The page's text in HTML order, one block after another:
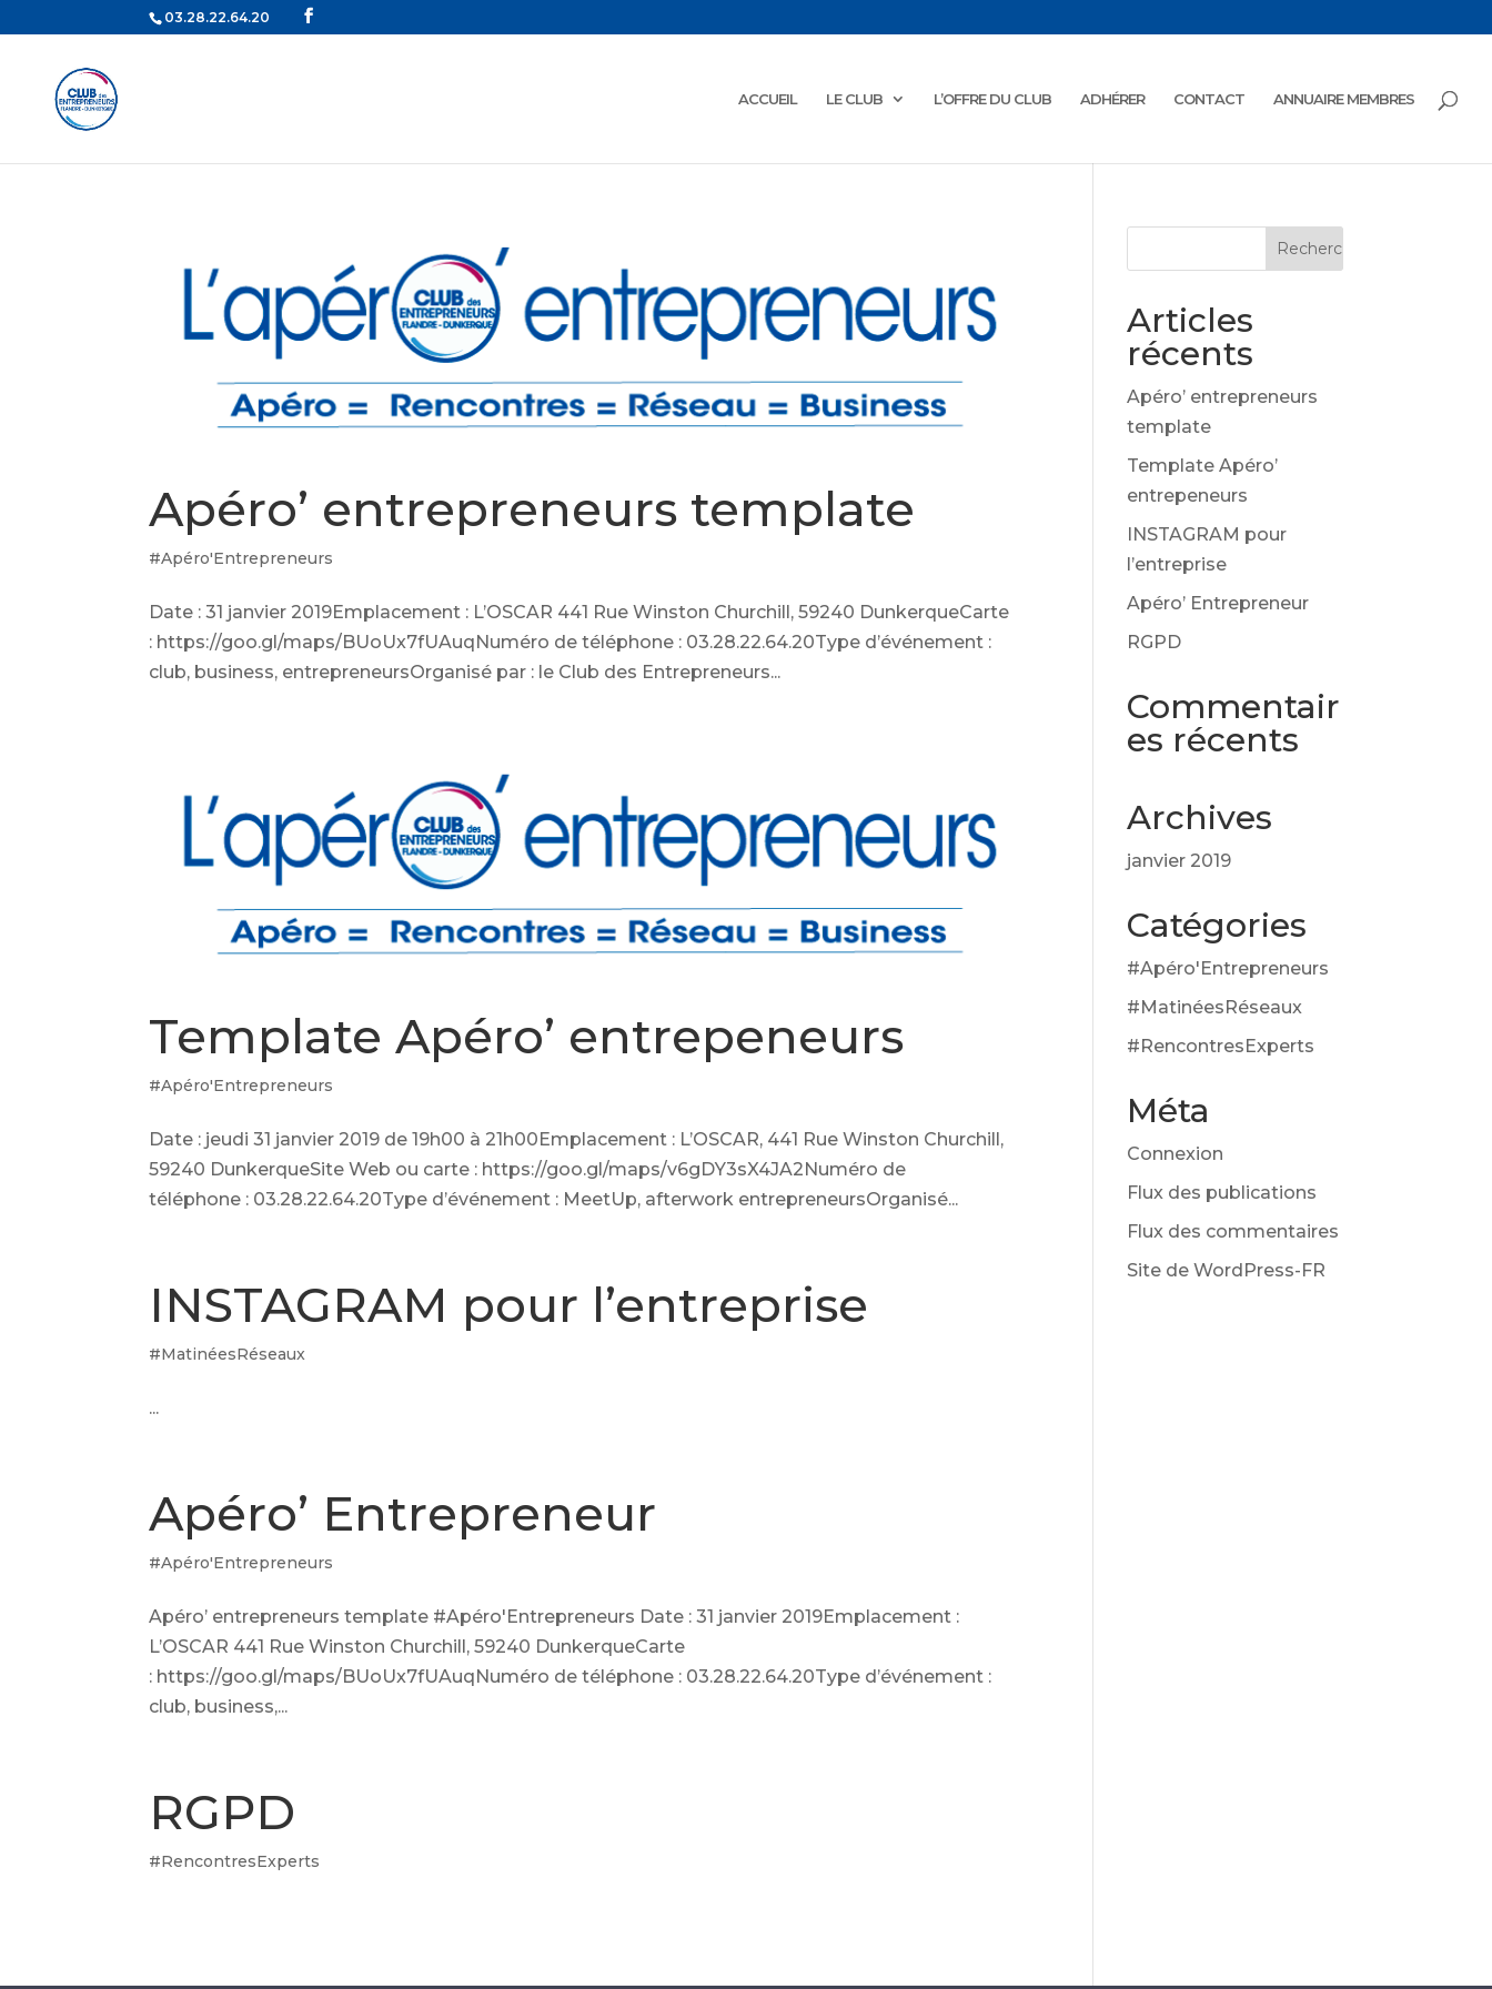
03.28.22.64.20
ACCUEIL LE CLUB L’OFFRE DU CLUB ADHÉRER CONTACT ANNUAIRE MEMBRES
Apéro’ entrepreneurs template
#Apéro'Entrepreneurs
Date : 31 janvier 2019Emplacement : L’OSCAR 441 Rue Winston Churchill, 59240 DunkerqueCarte
: https://goo.gl/maps/BUoUx7fUAuqNuméro de téléphone : 03.28.22.64.20Type d’événement :
club, business, entrepreneursOrganisé par : le Club des Entrepreneurs...
Template Apéro’ entrepeneurs
#Apéro'Entrepreneurs
Date : jeudi 31 janvier 2019 de 19h00 à 21h00Emplacement : L’OSCAR, 441 Rue Winston Churchill,
59240 DunkerqueSite Web ou carte : https://goo.gl/maps/v6gDY3sX4JA2Numéro de
téléphone : 03.28.22.64.20Type d’événement : MeetUp, afterwork entrepreneursOrganisé...
INSTAGRAM pour l’entreprise
#MatinéesRéseaux
...
Apéro’ Entrepreneur
#Apéro'Entrepreneurs
Apéro’ entrepreneurs template #Apéro'Entrepreneurs Date : 31 janvier 2019Emplacement :
L’OSCAR 441 Rue Winston Churchill, 59240 DunkerqueCarte
: https://goo.gl/maps/BUoUx7fUAuqNuméro de téléphone : 03.28.22.64.20Type d’événement :
club, business,...
RGPD
#RencontresExperts
Articles
récents
Apéro’ entrepreneurs
template
Template Apéro’
entrepeneurs
INSTAGRAM pour
l’entreprise
Apéro’ Entrepreneur
RGPD
Commentair
es récents
Archives
janvier 2019
Catégories
#Apéro'Entrepreneurs
#MatinéesRéseaux
#RencontresExperts
Méta
Connexion
Flux des publications
Flux des commentaires
Site de WordPress-FR